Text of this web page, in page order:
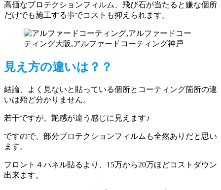
高価なプロテクションフィルム、飛び石が当たると嫌な個所
だけでも施工する事でコストも抑えられます。
見え方の違いは？？
結論、よく見ないと貼っている個所とコーティング箇所の違
いは殆ど分かりません。
若干ですが、艶感が違う感じに見えます♪
ですので、部分プロテクションフィルムも全然ありだと思い
ます。
フロント４パネル貼るより、15万から20万ほどコストダウン
出来ます。